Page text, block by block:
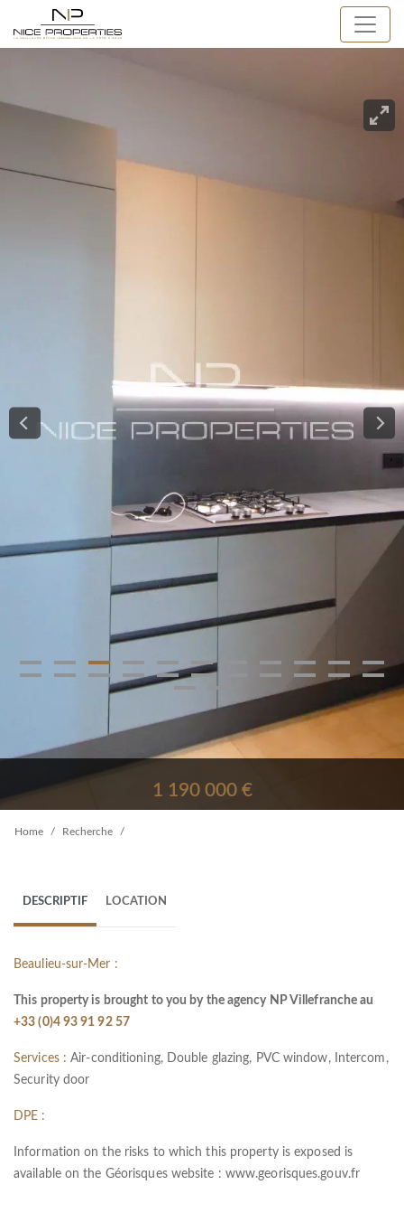
Home Recherche
1 190 000 €
DESCRIPTIF LOCATION
Beaulieu-sur-Mer :
This property is brought to you by the agency NP Villefranche au
+33 (0)4 93 91 92 57
Services : Air-conditioning, Double glazing, PVC window, Intercom,
Security door
DPE :
Information on the risks to which this property is exposed is
available on the Géorisques website : www.georisques.gouv.fr